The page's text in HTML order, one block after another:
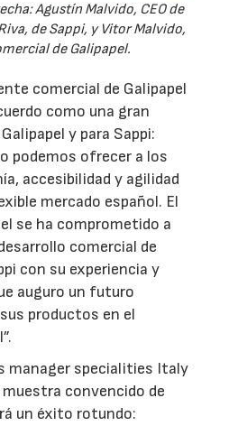
Agustín Malvido, CEO de
de Sappi, y Vitor Malvido,
de Galipapel.
comercial de Galipapel
como una gran
y para Sappi:
podemos ofrecer a los
accesibilidad y agilidad
mercado español. El
se ha comprometido a
comercial de
con su experiencia y
auguro un futuro
productos en el
manager specialities Italy
muestra convencido de
un éxito rotundo: